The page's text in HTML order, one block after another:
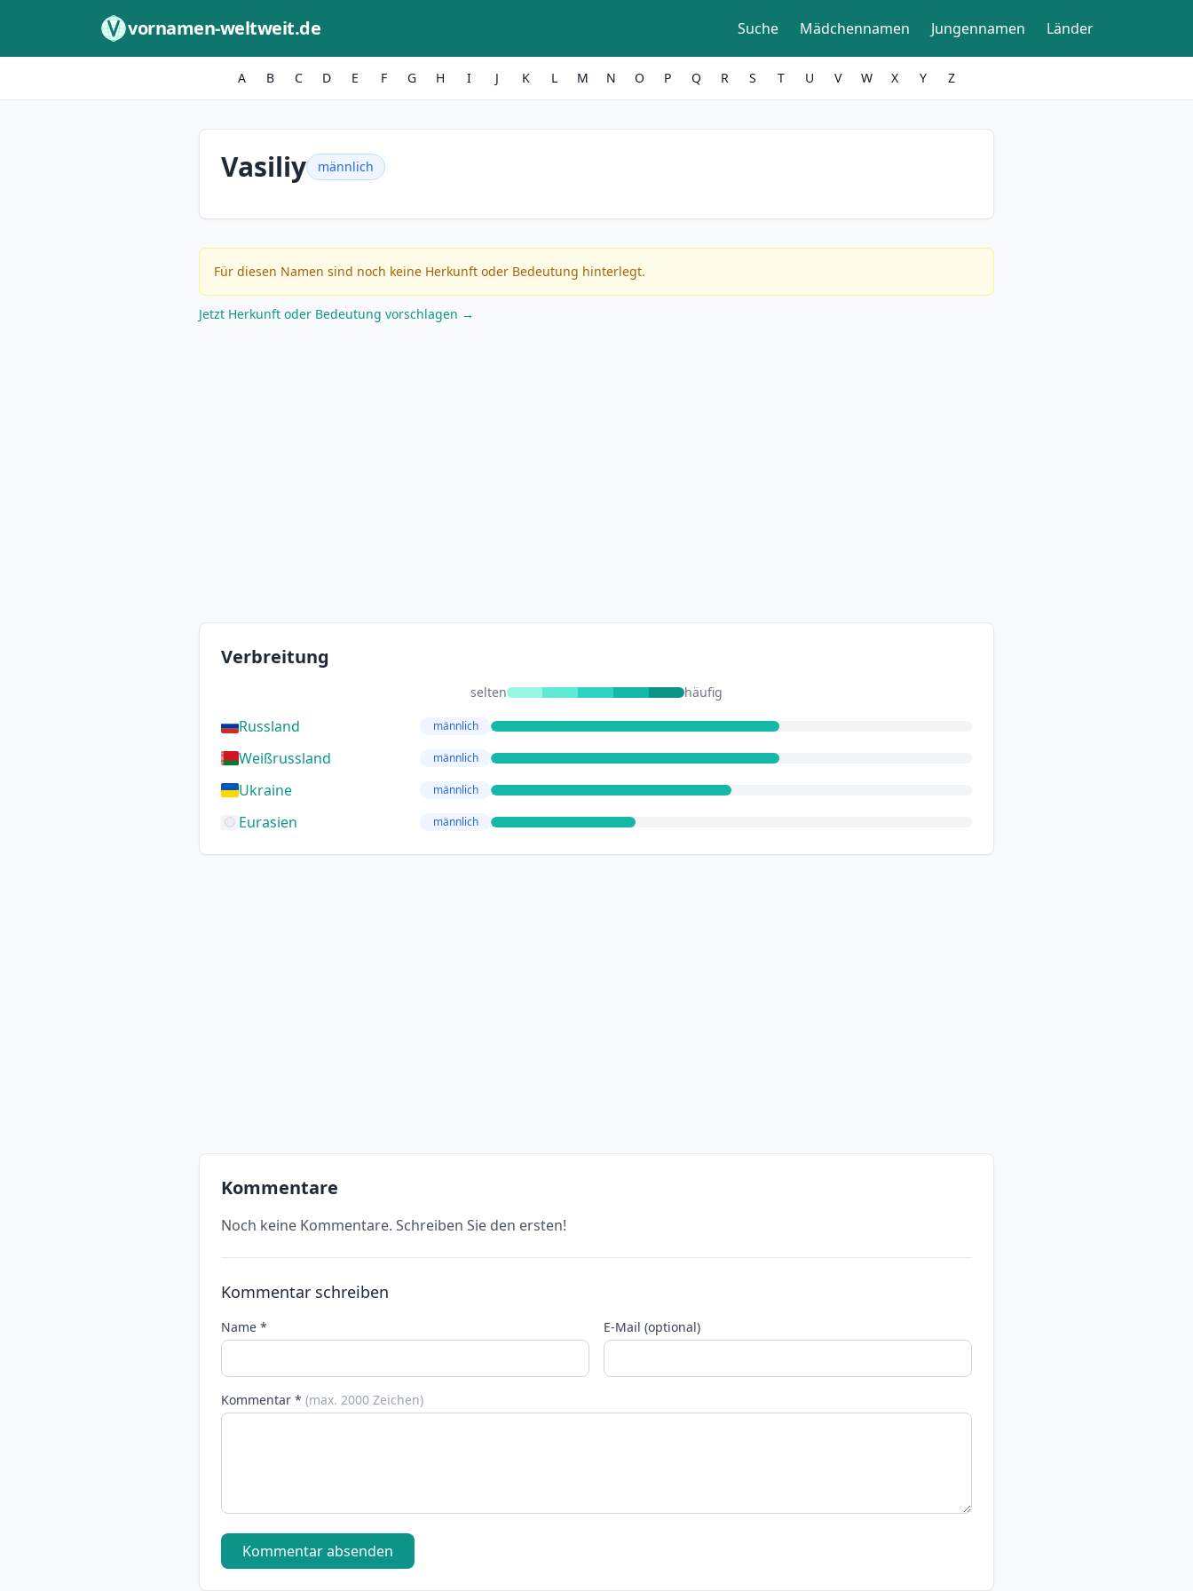
vornamen-weltweit.de Suche Mädchennamen Jungennamen Länder
A B C D E F G H I J K L M N O P Q R S T U V W X Y Z
Vasiliy männlich
Für diesen Namen sind noch keine Herkunft oder Bedeutung hinterlegt.
Jetzt Herkunft oder Bedeutung vorschlagen →
Verbreitung
selten häufig
Russland männlich
Weißrussland männlich
Ukraine männlich
Eurasien männlich
Kommentare
Noch keine Kommentare. Schreiben Sie den ersten!
Kommentar schreiben
Name * E-Mail (optional)
Kommentar * (max. 2000 Zeichen)
Kommentar absenden